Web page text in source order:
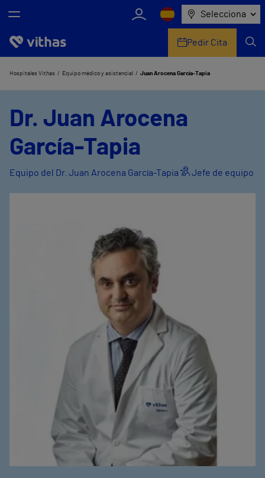
Selecciona
Nosotros
Equipo médico y asistencial
Pedir Cita
Hospitales Vithas Equipo médico y asistencial Juan Arocena García-Tapia
Dr. Juan Arocena
García-Tapia
Equipo del Dr. Juan Arocena García-Tapia Jefe de equipo